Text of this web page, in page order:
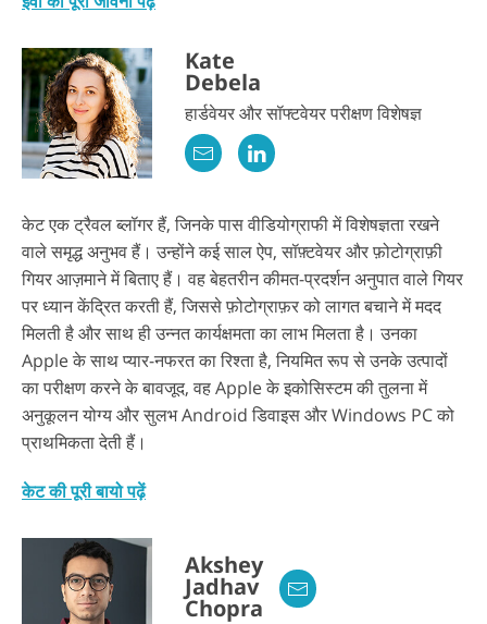
Kate
Debela
हार्डवेयर और सॉफ्टवेयर परीक्षण विशेषज्ञ
केट एक ट्रैवल ब्लॉगर हैं, जिनके पास वीडियोग्राफी में विशेषज्ञता रखने
वाले समृद्ध अनुभव हैं। उन्होंने कई साल ऐप, सॉफ़्टवेयर और फ़ोटोग्राफ़ी
गियर आज़माने में बिताए हैं। वह बेहतरीन कीमत-प्रदर्शन अनुपात वाले गियर
पर ध्यान केंद्रित करती हैं, जिससे फ़ोटोग्राफ़र को लागत बचाने में मदद
मिलती है और साथ ही उन्नत कार्यक्षमता का लाभ मिलता है। उनका
Apple के साथ प्यार-नफरत का रिश्ता है, नियमित रूप से उनके उत्पादों
का परीक्षण करने के बावजूद, वह Apple के इकोसिस्टम की तुलना में
अनुकूलन योग्य और सुलभ Android डिवाइस और Windows PC को
प्राथमिकता देती हैं।
केट की पूरी बायो पढ़ें
Akshey
Jadhav
Chopra